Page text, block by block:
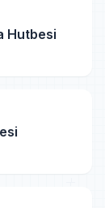
Hutbesi